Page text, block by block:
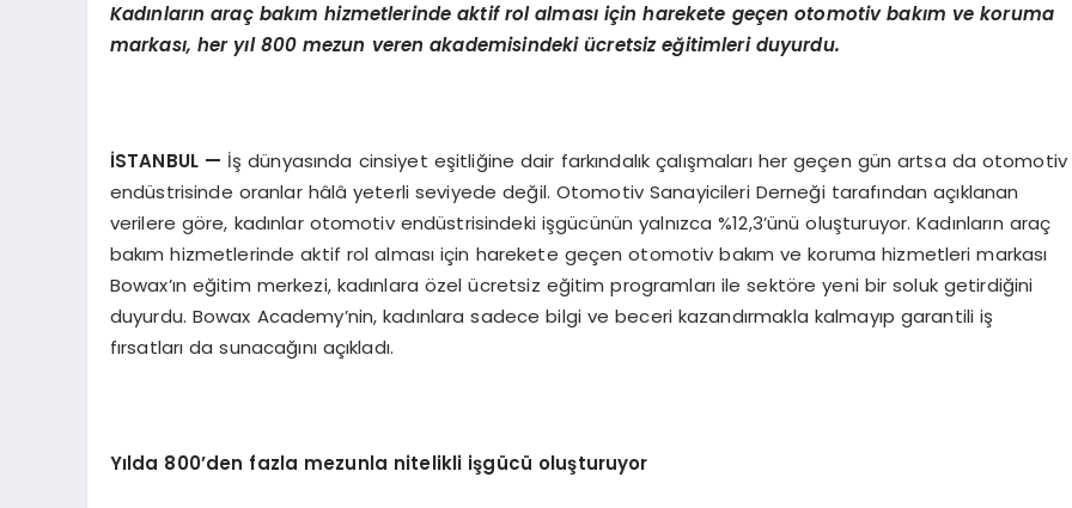
Kadınların araç bakım hizmetlerinde aktif rol alması için harekete geçen otomotiv bakım ve koruma
markası, her yıl 800 mezun veren akademisindeki ücretsiz eğitimleri duyurdu.
İSTANBUL — İş dünyasında cinsiyet eşitliğine dair farkındalık çalışmaları her geçen gün artsa da otomotiv
endüstrisinde oranlar hâlâ yeterli seviyede değil. Otomotiv Sanayicileri Derneği tarafından açıklanan
verilere göre, kadınlar otomotiv endüstrisindeki işgücünün yalnızca %12,3’ünü oluşturuyor. Kadınların araç
bakım hizmetlerinde aktif rol alması için harekete geçen otomotiv bakım ve koruma hizmetleri markası
Bowax’ın eğitim merkezi, kadınlara özel ücretsiz eğitim programları ile sektöre yeni bir soluk getirdiğini
duyurdu. Bowax Academy’nin, kadınlara sadece bilgi ve beceri kazandırmakla kalmayıp garantili iş
fırsatları da sunacağını açıkladı.
Yılda 800’den fazla mezunla nitelikli işgücü oluşturuyor